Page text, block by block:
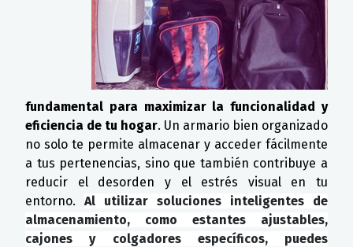
fundamental para maximizar la funcionalidad y
eficiencia de tu hogar. Un armario bien organizado
no solo te permite almacenar y acceder fácilmente
a tus pertenencias, sino que también contribuye a
reducir el desorden y el estrés visual en tu
entorno.
Al utilizar soluciones inteligentes de
almacenamiento, como estantes ajustables,
cajones y colgadores específicos, puedes